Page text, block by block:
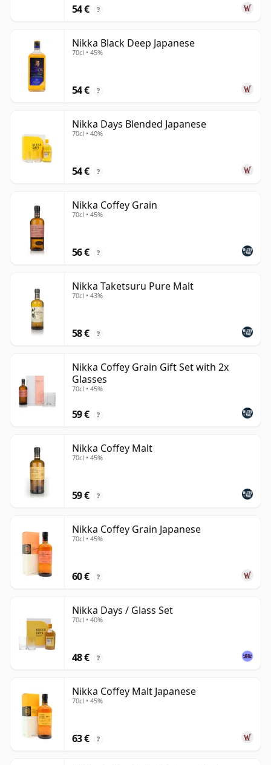
54 € ?
Nikka Black Deep Japanese
70cl • 45%
54 € ?
Nikka Days Blended Japanese
70cl • 40%
54 € ?
Nikka Coffey Grain
70cl • 45%
56 € ?
Nikka Taketsuru Pure Malt
70cl • 43%
58 € ?
Nikka Coffey Grain Gift Set with 2x
Glasses
70cl • 45%
59 € ?
Nikka Coffey Malt
70cl • 45%
59 € ?
Nikka Coffey Grain Japanese
70cl • 45%
60 € ?
Nikka Days / Glass Set
70cl • 40%
48 € ?
Nikka Coffey Malt Japanese
70cl • 45%
63 € ?